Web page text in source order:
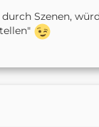
Szenen,